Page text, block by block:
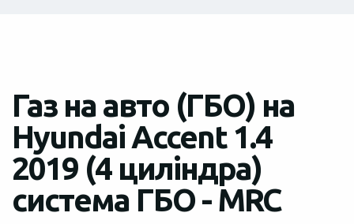
Газ на авто (ГБО) на
Hyundai Accent 1.4
2019 (4 циліндра)
система ГБО - MRC